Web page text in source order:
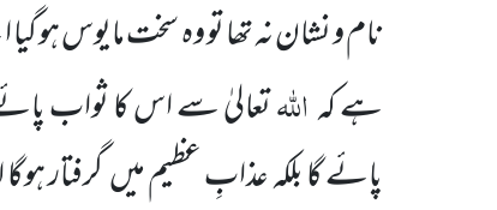
نام و نشان نہ تھا تو وہ سخت مایوس ہو
ہے کہاللہتعالیٰ سے اس کا ثواب
پائے گا بلکہ عذابِ عظیم میںگرفتار